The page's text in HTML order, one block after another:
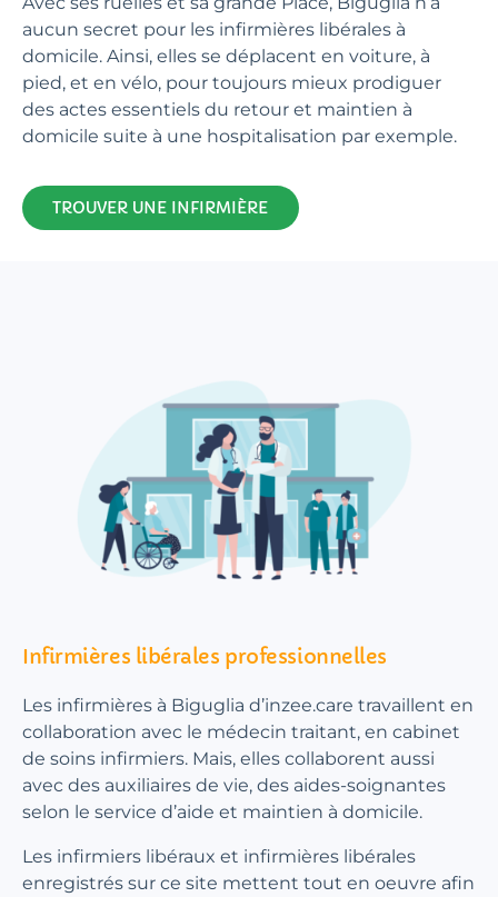
aucun secret pour les infirmières libérales à
domicile. Ainsi, elles se déplacent en voiture, à
pied, et en vélo, pour toujours mieux prodiguer
des actes essentiels du retour et maintien à
domicile suite à une hospitalisation par exemple.
TROUVER UNE INFIRMIÈRE
Infirmières libérales professionnelles
Les infirmières à Biguglia d’inzee.care travaillent en
collaboration avec le médecin traitant, en cabinet
de soins infirmiers. Mais, elles collaborent aussi
avec des auxiliaires de vie, des aides-soignantes
selon le service d’aide et maintien à domicile.
Les infirmiers libéraux et infirmières libérales
enregistrés sur ce site mettent tout en oeuvre afin